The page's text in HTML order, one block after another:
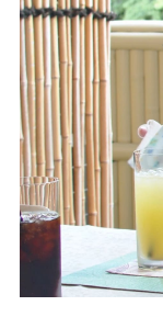
催事情報